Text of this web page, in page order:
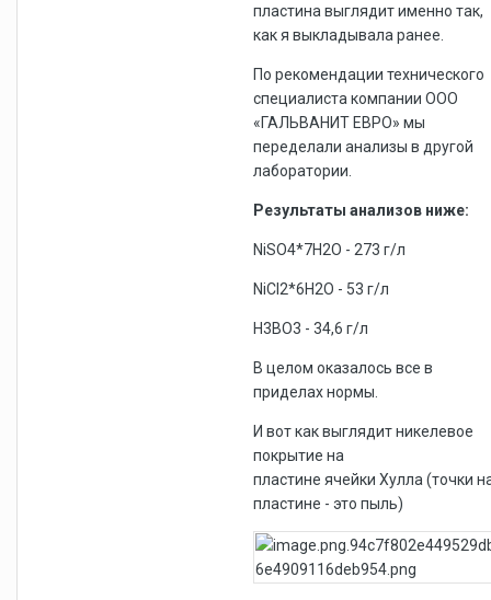
пластина выглядит именно так,
как я выкладывала ранее.
По рекомендации технического
специалиста компании ООО
«ГАЛЬВАНИТ ЕВРО» мы
переделали анализы в другой
лаборатории.
Результаты анализов ниже:
NiSO4*7H2O - 273 г/л
NiCl2*6H2O - 53 г/л
H3BO3 - 34,6 г/л
В целом оказалось все в
приделах нормы.
И вот как выглядит никелевое
покрытие на
пластине ячейки Хулла (точки
пластине - это пыль)